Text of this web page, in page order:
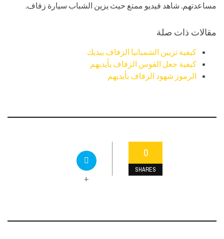
مساعدتهم. شاهد فيديو ممتع حيث يزين الشباب سيارة زفاف.
مقالات ذات صلة
كيفية تزيين الشمبانيا الزفاف بيديك
كيفية جعل القوس الزفاف بأيديهم
الرموز شهود الزفاف بأيديهم
0
SHARES
+